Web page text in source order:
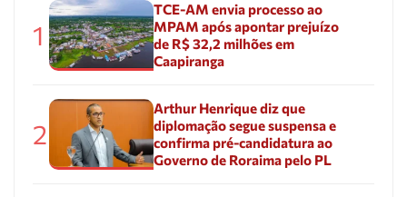
1
TCE-AM envia processo ao
MPAM após apontar prejuízo
de R$ 32,2 milhões em
Caapiranga
2
Arthur Henrique diz que
diplomação segue suspensa e
confirma pré-candidatura ao
Governo de Roraima pelo PL